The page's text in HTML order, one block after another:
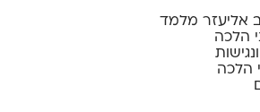
אליעזר מלמד
הלכה
הלכה